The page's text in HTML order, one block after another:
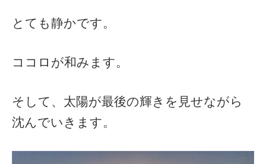
とても静かです。
ココロが和みます。
そして、太陽が最後の輝きを見せながら
沈んでいきます。